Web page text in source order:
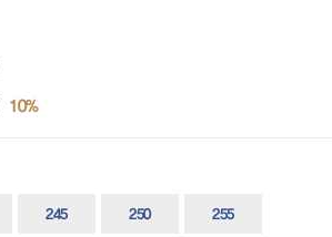
10%
245 250 255